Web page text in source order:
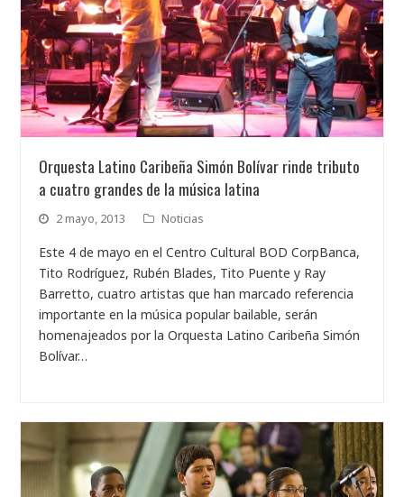
Orquesta Latino Caribeña Simón Bolívar rinde tributo
a cuatro grandes de la música latina
2 mayo, 2013 Noticias
Este 4 de mayo en el Centro Cultural BOD CorpBanca,
Tito Rodríguez, Rubén Blades, Tito Puente y Ray
Barretto, cuatro artistas que han marcado referencia
importante en la música popular bailable, serán
homenajeados por la Orquesta Latino Caribeña Simón
Bolívar…